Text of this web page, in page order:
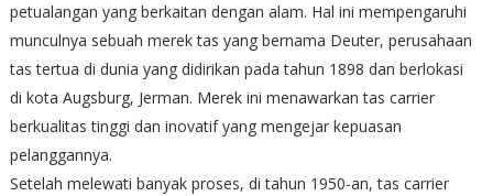
petualangan yang berkaitan dengan alam. Hal ini mempengaruhi
munculnya sebuah merek tas yang bernama Deuter, perusahaan
tas tertua di dunia yang didirikan pada tahun 1898 dan berlokasi
di kota Augsburg, Jerman. Merek ini menawarkan tas carrier
berkualitas tinggi dan inovatif yang mengejar kepuasan
pelanggannya.
Setelah melewati banyak proses, di tahun 1950-an, tas carrier